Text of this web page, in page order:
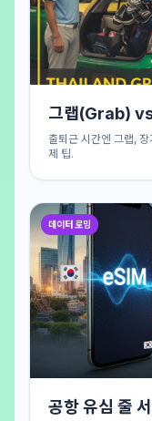
그랩(Grab)
출퇴근 시간엔 그랩,
제 팁.
데이터 로밍
공항 유심 줄